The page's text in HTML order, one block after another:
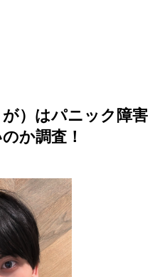
）はパニック障害
か調査！